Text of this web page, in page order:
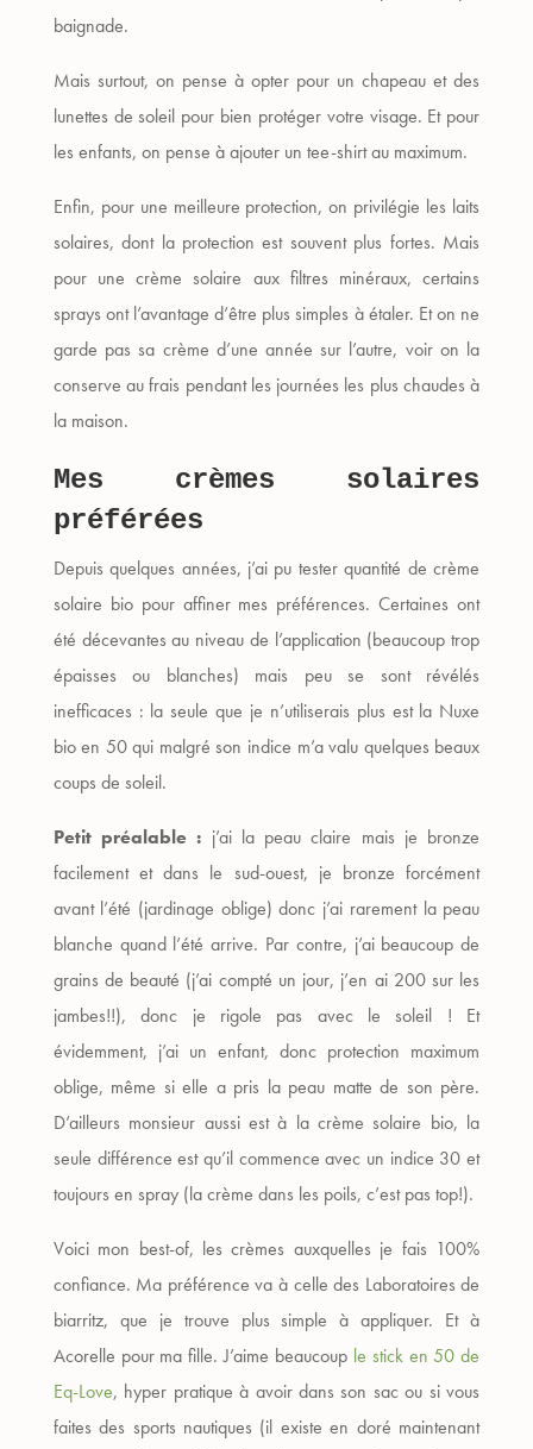
baignade.
Mais surtout, on pense à opter pour un chapeau et des
lunettes de soleil pour bien protéger votre visage. Et pour
les enfants, on pense à ajouter un tee-shirt au maximum.
Enfin, pour une meilleure protection, on privilégie les laits
solaires, dont la protection est souvent plus fortes. Mais
pour une crème solaire aux filtres minéraux, certains
sprays ont l’avantage d’être plus simples à étaler. Et on ne
garde pas sa crème d’une année sur l’autre, voir on la
conserve au frais pendant les journées les plus chaudes à
la maison.
Mes crèmes solaires
préférées
Depuis quelques années, j’ai pu tester quantité de crème
solaire bio pour affiner mes préférences. Certaines ont
été décevantes au niveau de l’application (beaucoup trop
épaisses ou blanches) mais peu se sont révélés
inefficaces : la seule que je n’utiliserais plus est la Nuxe
bio en 50 qui malgré son indice m’a valu quelques beaux
coups de soleil.
Petit préalable : j’ai la peau claire mais je bronze
facilement et dans le sud-ouest, je bronze forcément
avant l’été (jardinage oblige) donc j’ai rarement la peau
blanche quand l’été arrive. Par contre, j’ai beaucoup de
grains de beauté (j’ai compté un jour, j’en ai 200 sur les
jambes!!), donc je rigole pas avec le soleil ! Et
évidemment, j’ai un enfant, donc protection maximum
oblige, même si elle a pris la peau matte de son père.
D’ailleurs monsieur aussi est à la crème solaire bio, la
seule différence est qu’il commence avec un indice 30 et
toujours en spray (la crème dans les poils, c’est pas top!).
Voici mon best-of, les crèmes auxquelles je fais 100%
confiance. Ma préférence va à celle des Laboratoires de
biarritz, que je trouve plus simple à appliquer. Et à
Acorelle pour ma fille. J’aime beaucoup le stick en 50 de
Eq-Love, hyper pratique à avoir dans son sac ou si vous
faites des sports nautiques (il existe en doré maintenant